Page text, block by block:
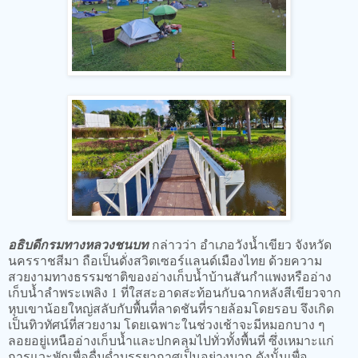
อธิบดีกรมทางหลวงชนบทกล่าวว่า อำเภอวังน้ำเขียว จังหวัด
นครราชสีมา ถือเป็นดั่งสวิตเซอร์แลนด์เมืองไทย ด้วยความ
สวยงามทางธรรมชาติของอ่างเก็บน้ำบ้านสันกำแพงหรืออ่าง
เก็บน้ำลำพระเพลิง 1 ที่ใสสะอาดสะท้อนกับฉากหลังสีเขียวจาก
หุบเขาน้อยใหญ่สลับกับพื้นที่ลาดชันที่รายล้อมโดยรอบ จึงเกิด
เป็นทิวทัศน์ที่สวยงาม โดยเฉพาะในช่วงเช้าจะมีหมอกบาง ๆ
ลอยอยู่เหนืออ่างเก็บน้ำและปกคลุมไปทั่วทั้งพื้นที่ ซึ่งเหมาะแก่